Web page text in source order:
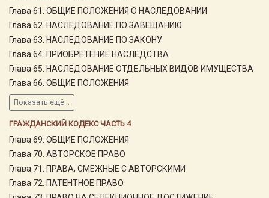
Глава 61. ОБЩИЕ ПОЛОЖЕНИЯ О НАСЛЕДОВАНИИ
Глава 62. НАСЛЕДОВАНИЕ ПО ЗАВЕЩАНИЮ
Глава 63. НАСЛЕДОВАНИЕ ПО ЗАКОНУ
Глава 64. ПРИОБРЕТЕНИЕ НАСЛЕДСТВА
Глава 65. НАСЛЕДОВАНИЕ ОТДЕЛЬНЫХ ВИДОВ ИМУЩЕСТВА
Глава 66. ОБЩИЕ ПОЛОЖЕНИЯ
Показать ещё...
ГРАЖДАНСКИЙ КОДЕКС ЧАСТЬ 4
Глава 69. ОБЩИЕ ПОЛОЖЕНИЯ
Глава 70. АВТОРСКОЕ ПРАВО
Глава 71. ПРАВА, СМЕЖНЫЕ С АВТОРСКИМИ
Глава 72. ПАТЕНТНОЕ ПРАВО